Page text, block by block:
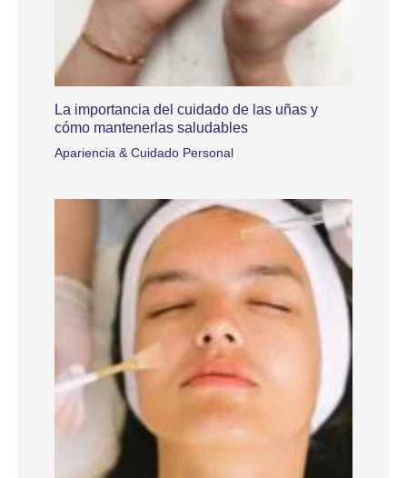
La importancia del cuidado de las uñas y
cómo mantenerlas saludables
Apariencia & Cuidado Personal